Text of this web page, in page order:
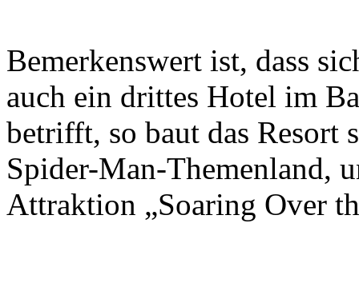
Bemerkenswert ist, dass
auch ein drittes Hotel im
betrifft, so baut das Resort
Spider-Man-Themenland,
Attraktion „Soaring Over